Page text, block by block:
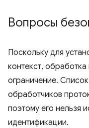
Вопросы
Поскольку для
контекст,
ограничение.
обработчиков
поэтому его нельзя
идентификации.